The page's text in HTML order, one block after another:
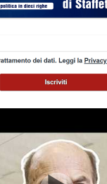
nuova frontiera